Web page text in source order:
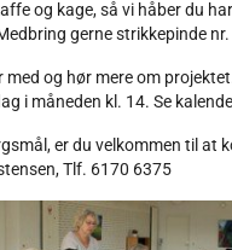
og kage, så vi håber du
gerne strikkepinde nr.
og hør mere om
i måneden kl. 14. Se
er du velkommen til at
Tlf. 6170 6375